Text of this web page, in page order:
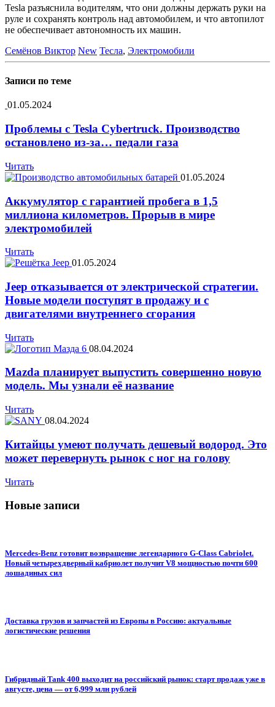
Tesla разъяснила водителям, что они должны держать руки на
руле и сохранять контроль над автомобилем, и что автопилот
не обеспечивает автономность их машин.
Семёнов Виктор New Тесла, Электромобили
Записи по теме
01.05.2024
Проблемы с Tesla Cybertruck. Производство
остановлено из-за… педали газа
Читать
01.05.2024
Аккумулятор с гарантией пробега в 1,5
миллиона километров. Прорыв в мире
электромобилей
Читать
01.05.2024
Jeep отказывается от электрической стратегии.
Новые модели поступят в продажу и с
двигателями внутреннего сгорания
Читать
08.04.2024
Mazda планирует выпустить совершенно новую
модель. Мы узнали её название
Читать
08.04.2024
Китайцы умеют получать дешевый водород. Это
может перевернуть рынок с ног на голову
Читать
Новые записи
Mercedes-Benz готовит возвращение легендарного G-Class Cabriolet.
Новый четырехдверный кабриолет получит V8 мощностью почти 600
лошадиных сил
Доставка грузов и запчастей из Европы в Россию: актуальные
логистические решения
Гибридный Tank 400 выходит на российский рынок: старт продаж уже в
августе, цена — от 6,999 млн рублей